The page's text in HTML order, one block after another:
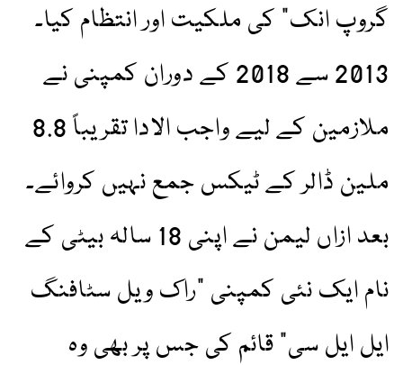
گروپ انک” کی ملکیت اور انتظام کیا۔
2013 سے 2018 کے دوران کمپنی نے
ملازمین کے لیے واجب الادا تقریباً 8.8
ملین ڈالر کے ٹیکس جمع نہیں کروائے۔
بعد ازاں لیمن نے اپنی 18 سالہ بیٹی کے
نام ایک نئی کمپنی "راک ویل سٹافنگ
ایل ایل سی” قائم کی جس پر بھی وہ